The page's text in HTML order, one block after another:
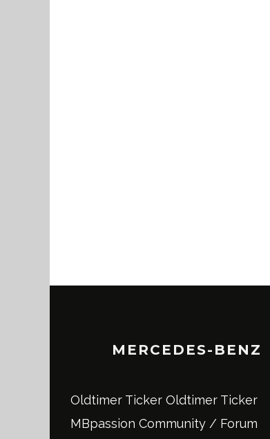
MERCEDES-BENZ
Oldtimer Ticker Oldtimer Ticker
MBpassion Community / Forum